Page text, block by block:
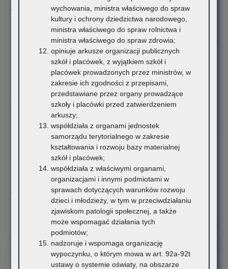
W tych terminach Urząd pozostanie nieczynny. Wszystkie
sprawy będzie można…
30 lipca 2026
Możliwość wykorzystania Platformy do diagnozy
Zakończyły się prace związane z modyfikacją i optymalizacją
systemu związanego…
28 lipca 2026
Zatrudnianie za zgodą Małopolskiego Kuratora Oświaty –
komunikat organizacyjny
W związku z dużą liczbą wniosków o wyrażenie zgody
Małopolskiego…
wychowania, ministra właściwego do spraw
kultury i ochrony dziedzictwa narodowego,
ministra właściwego do spraw rolnictwa i
ministra właściwego do spraw zdrowia;
opiniuje arkusze organizacji publicznych
szkół i placówek, z wyjątkiem szkół i
placówek prowadzonych przez ministrów, w
zakresie ich zgodności z przepisami,
przedstawiane przez organy prowadzące
szkoły i placówki przed zatwierdzeniem
arkuszy;
współdziała z organami jednostek
samorządu terytorialnego w zakresie
kształtowania i rozwoju bazy materialnej
szkół i placówek;
współdziała z właściwymi organami,
organizacjami i innymi podmiotami w
sprawach dotyczących warunków rozwoju
dzieci i młodzieży, w tym w przeciwdziałaniu
zjawiskom patologii społecznej, a także
może wspomagać działania tych
podmiotów;
nadzoruje i wspomaga organizację
wypoczynku, o którym mowa w art. 92a-92t
ustawy o systemie oświaty, na obszarze